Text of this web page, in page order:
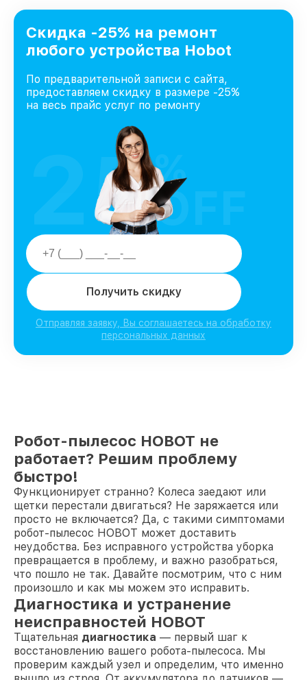
Нижнем Новгороде, постоянно повышая
уровень доверия и лояльности наших
клиентов.
Скидка -25% на ремонт
любого устройства Hobot
По предварительной записи с сайта,
предоставляем скидку в размере -25%
на весь прайс услуг по ремонту
Получить скидку
Отправляя заявку, Вы соглашаетесь на обработку
персональных данных
25%
OFF
Робот-пылесос HOBOT не
работает? Решим проблему
быстро!
Функционирует странно? Колеса заедают или
щетки перестали двигаться? Не заряжается или
просто не включается? Да, с такими симптомами
робот-пылесос HOBOT может доставить
неудобства. Без исправного устройства уборка
превращается в проблему, и важно разобраться,
что пошло не так. Давайте посмотрим, что с ним
произошло и как мы можем это исправить.
Диагностика и устранение
неисправностей HOBOT
Тщательная диагностика — первый шаг к
восстановлению вашего робота-пылесоса. Мы
проверим каждый узел и определим, что именно